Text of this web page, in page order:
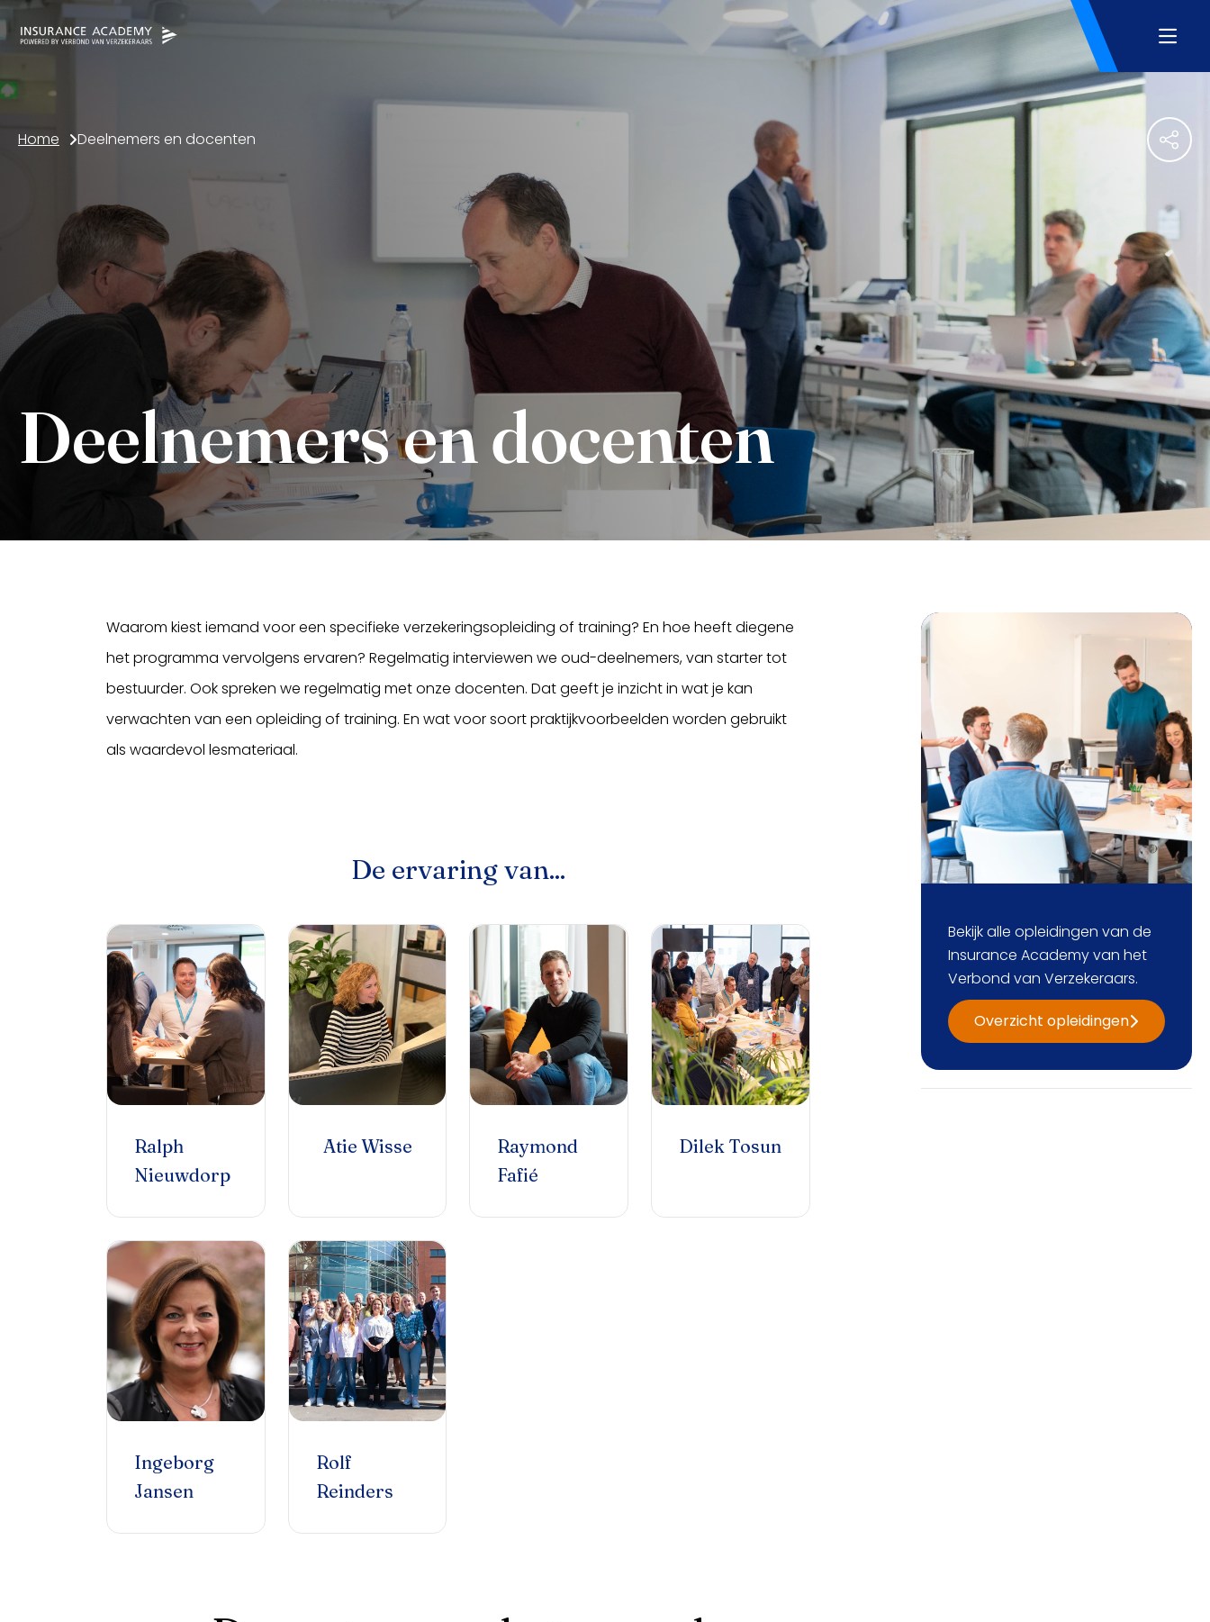
Home Deelnemers en docenten
Deelnemers en docenten
Waarom kiest iemand voor een specifieke verzekeringsopleiding of training? En hoe heeft diegene
het programma vervolgens ervaren? Regelmatig interviewen we oud-deelnemers, van starter tot
bestuurder. Ook spreken we regelmatig met onze docenten. Dat geeft je inzicht in wat je kan
verwachten van een opleiding of training. En wat voor soort praktijkvoorbeelden worden gebruikt
als waardevol lesmateriaal.
De ervaring van...
Ralph
Nieuwdorp
Atie Wisse
Raymond
Fafié
Dilek Tosun
Ingeborg
Jansen
Rolf
Reinders
Bekijk alle opleidingen van de
Insurance Academy van het
Verbond van Verzekeraars.
Overzicht opleidingen